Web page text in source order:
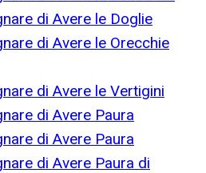
di Avere le Doglie
di Avere le Orecchie
di Avere le Vertigini
di Avere Paura
di Avere Paura
di Avere Paura di